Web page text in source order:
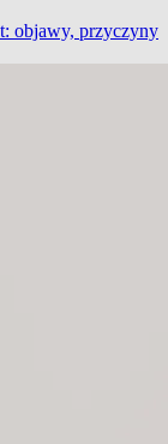
objawy, przyczyny